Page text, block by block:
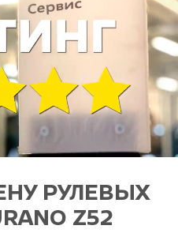
РУЛЕВЫХ
Z52